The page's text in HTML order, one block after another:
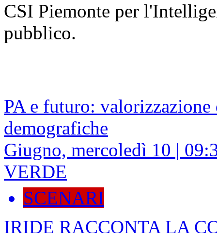
CSI Piemonte per
pubblico.
PA e futuro:
demografiche
Giugno, mercoledì 10 |
VERDE
SCENARI
IRIDE RACCONTA LA